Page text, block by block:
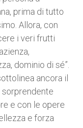
prima di tutto
Allora, con
i veri frutti
dominio di sé”.
ancora il
e con le opere
e forza